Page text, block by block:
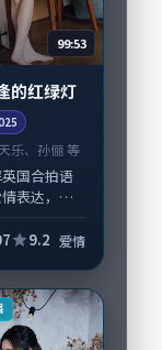
99:53
的红绿灯
乐、孙俪 等
国合拍语
表达，
注：剧情
配角群戏
2025年面
9.2 爱情